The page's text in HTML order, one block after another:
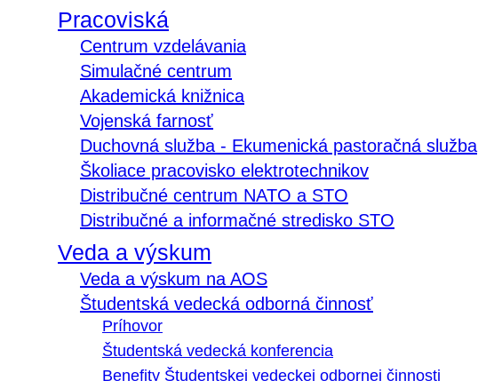
Pracoviská
Centrum vzdelávania
Simulačné centrum
Akademická knižnica
Vojenská farnosť
Duchovná služba - Ekumenická pastoračná služba
Školiace pracovisko elektrotechnikov
Distribučné centrum NATO a STO
Distribučné a informačné stredisko STO
Veda a výskum
Veda a výskum na AOS
Študentská vedecká odborná činnosť
Príhovor
Študentská vedecká konferencia
Benefity Študentskej vedeckej odbornej činnosti